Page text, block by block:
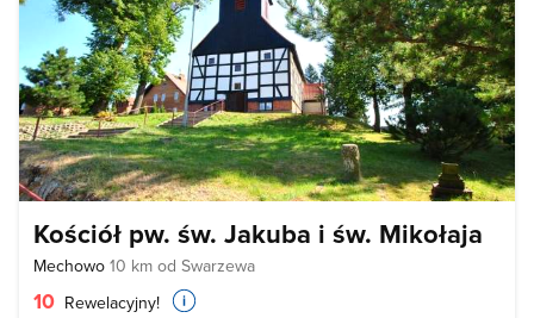
Kościół pw. św. Jakuba i św. Mikołaja
Mechowo 10 km od Swarzewa
10 Rewelacyjny!